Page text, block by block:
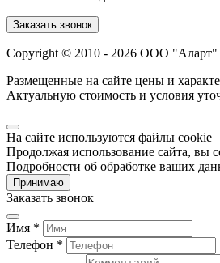
Заказать звонок
Copyright © 2010 - 2026 ООО "Аларт"
Размещенные на сайте цены и
Актуальную стоимость и условия
На сайте используются файлы cookie
Продолжая использование сайта, вы
Подробности об обработке ваших
Принимаю
Заказать звонок
Имя *
Телефон *